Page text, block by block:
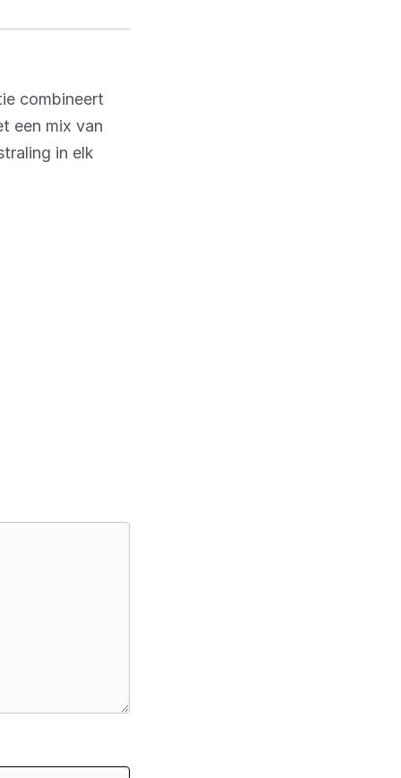
combineert
een mix van
in elk